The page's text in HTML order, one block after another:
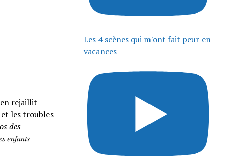
rejaillit
les troubles
des
𝑒𝑛𝑓𝑎𝑛𝑡𝑠
Les 4 scènes qui m'ont fait peur en
vacances